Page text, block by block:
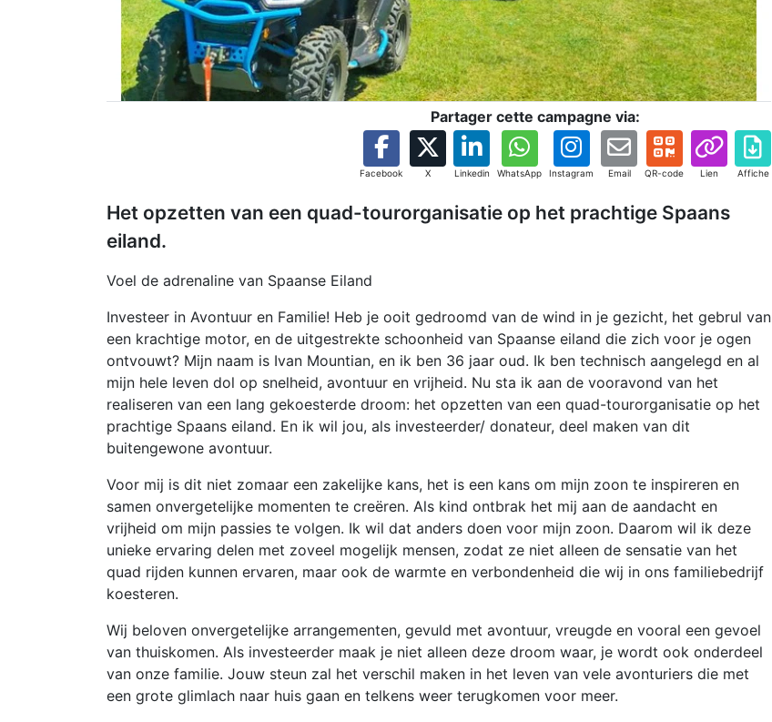
Partager cette campagne via:
Facebook X Linkedin WhatsApp Instagram Email QR-code Lien Affiche
Het opzetten van een quad-tourorganisatie op het prachtige Spaans
eiland.
Voel de adrenaline van Spaanse Eiland
Investeer in Avontuur en Familie! Heb je ooit gedroomd van de wind in je gezicht, het gebrul van
een krachtige motor, en de uitgestrekte schoonheid van Spaanse eiland die zich voor je ogen
ontvouwt? Mijn naam is Ivan Mountian, en ik ben 36 jaar oud. Ik ben technisch aangelegd en al
mijn hele leven dol op snelheid, avontuur en vrijheid. Nu sta ik aan de vooravond van het
realiseren van een lang gekoesterde droom: het opzetten van een quad-tourorganisatie op het
prachtige Spaans eiland. En ik wil jou, als investeerder/ donateur, deel maken van dit
buitengewone avontuur.
Voor mij is dit niet zomaar een zakelijke kans, het is een kans om mijn zoon te inspireren en
samen onvergetelijke momenten te creëren. Als kind ontbrak het mij aan de aandacht en
vrijheid om mijn passies te volgen. Ik wil dat anders doen voor mijn zoon. Daarom wil ik deze
unieke ervaring delen met zoveel mogelijk mensen, zodat ze niet alleen de sensatie van het
quad rijden kunnen ervaren, maar ook de warmte en verbondenheid die wij in ons familiebedrijf
koesteren.
Wij beloven onvergetelijke arrangementen, gevuld met avontuur, vreugde en vooral een gevoel
van thuiskomen. Als investeerder maak je niet alleen deze droom waar, je wordt ook onderdeel
van onze familie. Jouw steun zal het verschil maken in het leven van vele avonturiers die met
een grote glimlach naar huis gaan en telkens weer terugkomen voor meer.